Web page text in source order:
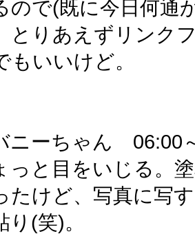
ので(既に今日何通
とりあえずリンク
もいいけど。
ニーちゃん 06:00
っと目をいじる。
たけど、写真に写
(笑)。